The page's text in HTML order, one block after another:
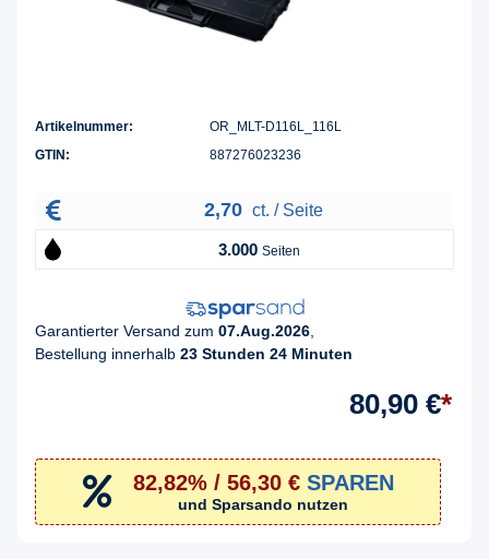
Artikelnummer:
OR_MLT-D116L_116L
GTIN:
887276023236
2,70 ct. / Seite
3.000 Seiten
Garantierter Versand zum 07.Aug.2026
Bestellung innerhalb 23 Stunden 24 Minuten
80,90 €*
82,82% / 56,30 € SPAREN
und Sparsando nutzen